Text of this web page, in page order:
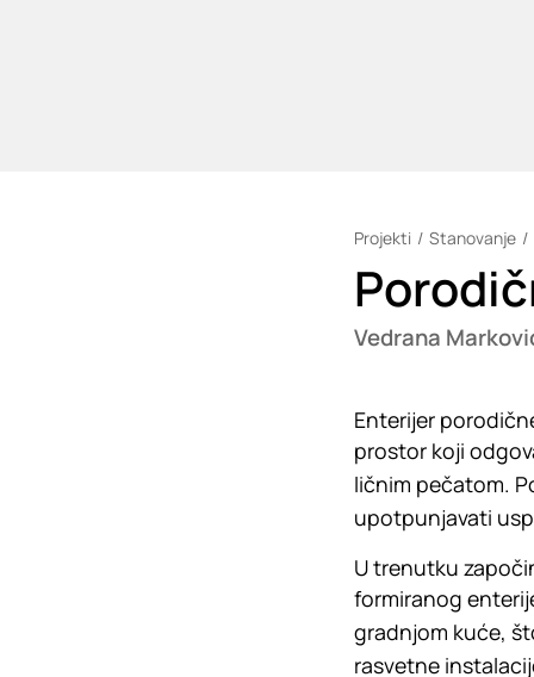
Projekti Stanovanje
Vedrana
Enterijer
prostor koji
ličnim pečatom.
upotpunjavati
U trenutku
formiranog
gradnjom kuće,
rasvetne